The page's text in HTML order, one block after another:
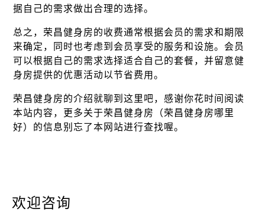
据自己的需求做出合理的选择。
总之，荣昌健身房的收费通常根据会员的需求和期限
来确定，同时也考虑到会员享受的服务和设施。会员
可以根据自己的需求选择适合自己的套餐，并留意健
身房提供的优惠活动以节省费用。
荣昌健身房的介绍就聊到这里吧，感谢你花时间阅读
本站内容，更多关于荣昌健身房（荣昌健身房哪里
好）的信息别忘了本网站进行查找喔。
欢迎咨询